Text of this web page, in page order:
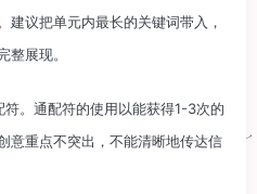
建议把单元内最长的关键词带入，
整展现。
。通配符的使用以能获得1-3次的
意重点不突出，不能清晰地传达信